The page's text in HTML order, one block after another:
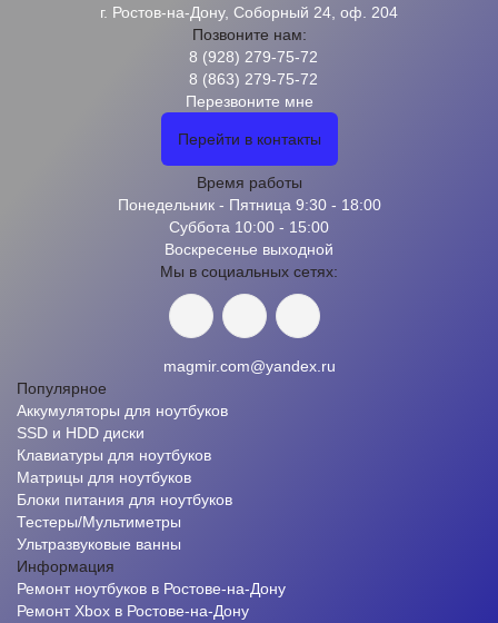
г. Ростов-на-Дону, Соборный 24, оф. 204
Позвоните нам:
8 (928) 279-75-72
8 (863) 279-75-72
Перезвоните мне
Перейти в контакты
Время работы
Понедельник - Пятница 9:30 - 18:00
Суббота 10:00 - 15:00
Воскресенье выходной
Мы в социальных сетях:
magmir.com@yandex.ru
Популярное
Аккумуляторы для ноутбуков
SSD и HDD диски
Клавиатуры для ноутбуков
Матрицы для ноутбуков
Блоки питания для ноутбуков
Тестеры/Мультиметры
Ультразвуковые ванны
Информация
Ремонт ноутбуков в Ростове-на-Дону
Ремонт Xbox в Ростове-на-Дону